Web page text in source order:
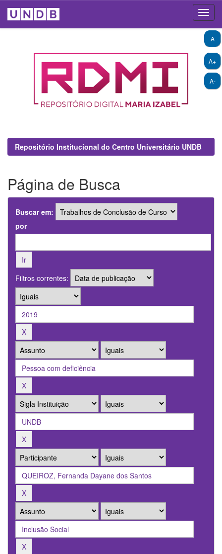
A+
A-
A
Repositório Institucional do Centro Universitário UNDB
Página de Busca
Buscar em:
por
Filtros correntes: